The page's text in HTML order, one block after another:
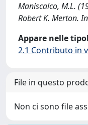
Maniscalco, M.L.
Robert K. Merton.
Appare nelle
2.1 Contributo in
File in questo
Non ci sono file